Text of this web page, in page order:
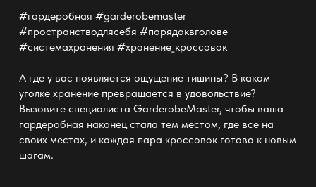
#гардеробная #garderobemaster
#пространстводлясебя #порядоквголове
#системахранения #хранение_кроссовок
А где у вас появляется ощущение тишины? В каком
уголке хранение превращается в удовольствие?
Вызовите специалиста GarderobeMaster, чтобы ваша
гардеробная наконец стала тем местом, где всё на
своих местах, и каждая пара кроссовок готова к новым
шагам.